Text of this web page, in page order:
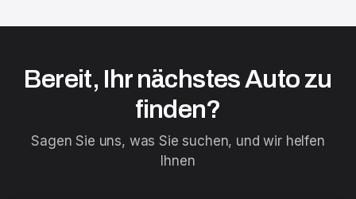
Bereit, Ihr nächstes Auto zu
finden?
Sagen Sie uns, was Sie suchen, und wir helfen
Ihnen